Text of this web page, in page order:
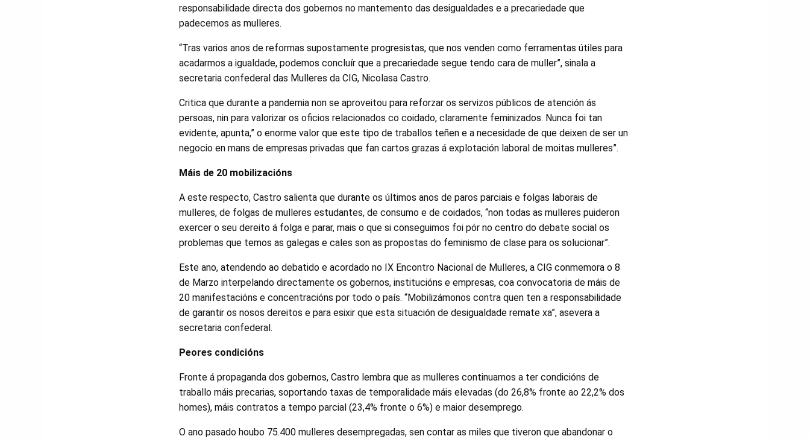
responsabilidade directa dos gobernos no mantemento das desigualdades e a precariedade que
padecemos as mulleres.
“Tras varios anos de reformas supostamente progresistas, que nos venden como ferramentas útiles para
acadarmos a igualdade, podemos concluír que a precariedade segue tendo cara de muller”, sinala a
secretaria confederal das Mulleres da CIG, Nicolasa Castro.
Critica que durante a pandemia non se aproveitou para reforzar os servizos públicos de atención ás
persoas, nin para valorizar os oficios relacionados co coidado, claramente feminizados. Nunca foi tan
evidente, apunta,” o enorme valor que este tipo de traballos teñen e a necesidade de que deixen de ser un
negocio en mans de empresas privadas que fan cartos grazas á explotación laboral de moitas mulleres”.
Máis de 20 mobilizacións
A este respecto, Castro salienta que durante os últimos anos de paros parciais e folgas laborais de
mulleres, de folgas de mulleres estudantes, de consumo e de coidados, “non todas as mulleres puideron
exercer o seu dereito á folga e parar, mais o que si conseguimos foi pór no centro do debate social os
problemas que temos as galegas e cales son as propostas do feminismo de clase para os solucionar”.
Este ano, atendendo ao debatido e acordado no IX Encontro Nacional de Mulleres, a CIG conmemora o 8
de Marzo interpelando directamente os gobernos, institucións e empresas, coa convocatoria de máis de
20 manifestacións e concentracións por todo o país. “Mobilizámonos contra quen ten a responsabilidade
de garantir os nosos dereitos e para esixir que esta situación de desigualdade remate xa”, asevera a
secretaria confederal.
Peores condicións
Fronte á propaganda dos gobernos, Castro lembra que as mulleres continuamos a ter condicións de
traballo máis precarias, soportando taxas de temporalidade máis elevadas (do 26,8% fronte ao 22,2% dos
homes), máis contratos a tempo parcial (23,4% fronte o 6%) e maior desemprego.
O ano pasado houbo 75.400 mulleres desempregadas, sen contar as miles que tiveron que abandonar o